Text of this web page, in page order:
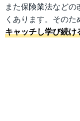
また保険業法など
くあります。その
キャッチし学び続け